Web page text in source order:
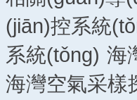
(jiān)控系統
系統(tǒng) 海
海灣空氣采樣